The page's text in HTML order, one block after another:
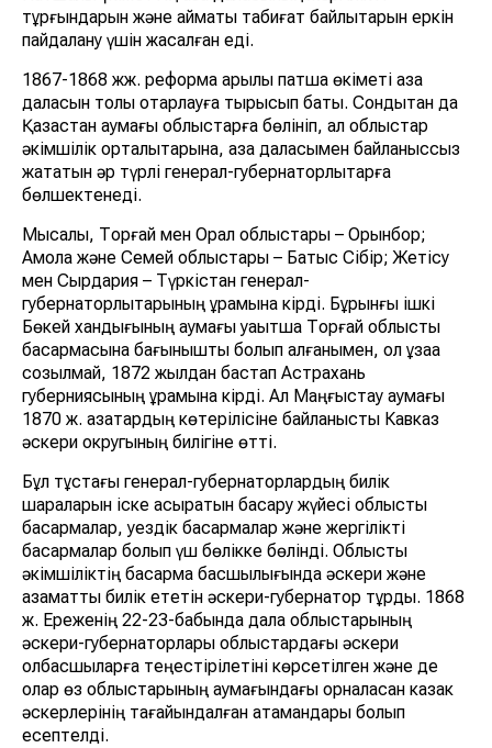
тұрғындарын және аймақтық табиғат байлықтарын еркін
пайдалану үшін жасалған еді.
1867-1868 жж. реформа арқылы патша өкіметі қазақ
даласын толық отарлауға тырысып бақты. Сондықтан да
Қазақстан аумағы облыстарға бөлініп, ал облыстар
әкімшілік орталықтарына, қазақ даласымен байланыссыз
жататын әр түрлі генерал-губернаторлықтарға
бөлшектенеді.
Мысалы, Торғай мен Орал облыстары – Орынбор;
Ақмола және Семей облыстары – Батыс Сібір; Жетісу
мен Сырдария – Түркістан генерал-
губернаторлықтарының құрамына кірді. Бұрынғы ішкі
Бөкей хандығының аумағы уақытша Торғай облыстық
басқармасына бағынышты болып қалғанымен, ол ұзаққа
созылмай, 1872 жылдан бастап Астрахань
губерниясының құрамына кірді. Ал Маңғыстау аумағы
1870 ж. қазақтардың көтерілісіне байланысты Кавказ
әскери округының билігіне өтті.
Бұл тұстағы генерал-губернаторлардың билік
шараларын іске асыратын басқару жүйесі облыстық
басқармалар, уездік басқармалар және жергілікті
басқармалар болып үш бөлікке бөлінді. Облыстық
әкімшіліктің басқарма басшылығында әскери және
азаматтық билік ететін әскери-губернатор тұрды. 1868
ж. Ереженің 22-23-бабында дала облыстарының
әскери-губернаторлары облыстардағы әскери
қолбасшыларға теңестірілетіні көрсетілген және де
олар өз облыстарының аумағындағы орналасқан казак
әскерлерінің тағайындалған атамандары болып
есептелді.